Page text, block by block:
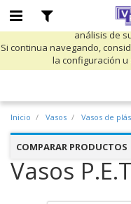
Utilizamos cookies propias y
y mostrarle publicidad
análisis de
Si continua navegando,
la configuración
Inicio Vasos Vasos de
COMPARAR PRODUCTOS
Vasos